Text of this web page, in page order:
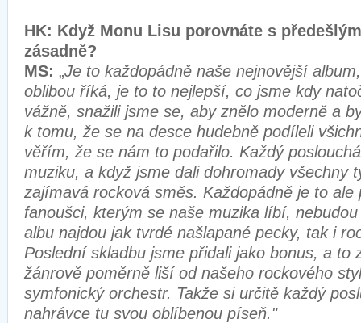
HK: Když Monu Lisu porovnáte s
zásadně?
MS: „Je to každopádně naše nejnovější
oblibou říká, je to to nejlepší, co jsme kdy
vážně, snažili jsme se, aby znělo moderně a
k tomu, že se na desce hudebně podíleli
věřím, že se nám to podařilo. Každý
muziku, a když jsme dali dohromady všechny
zajímavá rocková směs. Každopádně je to ale
fanoušci, kterým se naše muzika líbí,
albu najdou jak tvrdé našlapané pecky, tak i
Poslední skladbu jsme přidali jako bonus, a to
žánrově poměrně liší od našeho rockového
symfonický orchestr. Takže si určitě každý
nahrávce tu svou oblíbenou píseň."